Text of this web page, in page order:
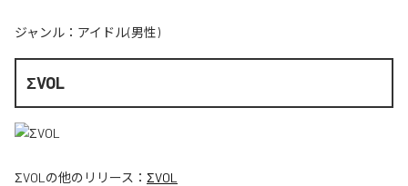
ジャンル： アイドル(男性)
ΣVOL
ΣVOL の他のリリース： ΣVOL